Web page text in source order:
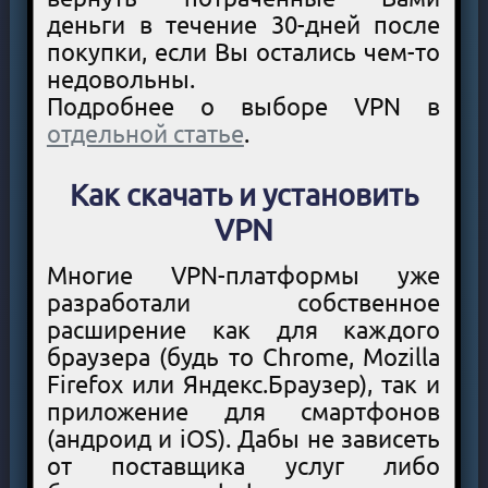
деньги в течение 30-дней после
покупки, если Вы остались чем-то
недовольны.
Подробнее о выборе VPN в
отдельной статье.
Как скачать и установить
VPN
Многие VPN-платформы уже
разработали собственное
расширение как для каждого
браузера (будь то Chrome, Mozilla
Firefox или Яндекс.Браузер), так и
приложение для смартфонов
(андроид и iOS). Дабы не зависеть
от поставщика услуг либо